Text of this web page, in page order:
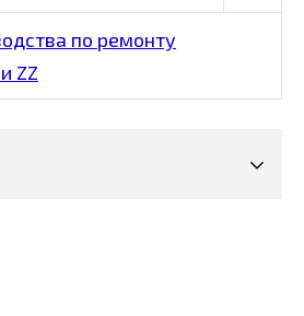
по ремонту
ZZ